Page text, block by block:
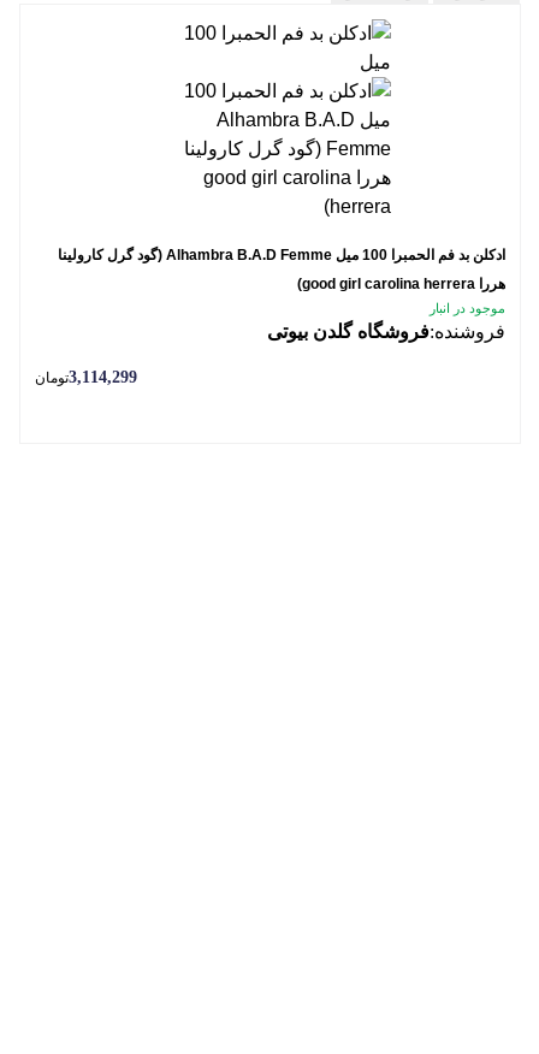
ادکلن بد فم الحمبرا 100 میل Alhambra B.A.D Femme (گود گرل کارولینا
هررا good girl carolina herrera)
موجود در انبار
فروشنده:فروشگاه گلدن بیوتی
3,114,299تومان